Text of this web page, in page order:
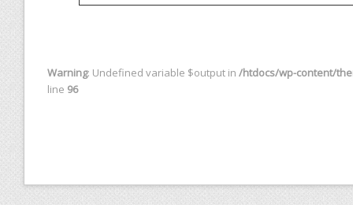
Warning: Undefined variable $output in /htdocs/wp-content/
line 96